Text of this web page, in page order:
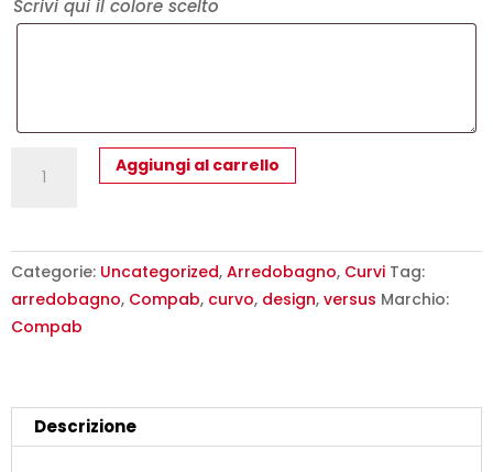
Scrivi qui il colore scelto
CN9
arredo
bagno
design
L.106
cm
Aggiungi al carrello
Categorie: Uncategorized, Arredobagno, Curvi Tag:
arredobagno, Compab, curvo, design, versus Marchio:
Compab
Descrizione